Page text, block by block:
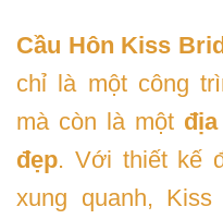
Cầu Hôn Kiss
chỉ là một công
mà còn là một
đẹp. Với thiết kế
xung quanh,